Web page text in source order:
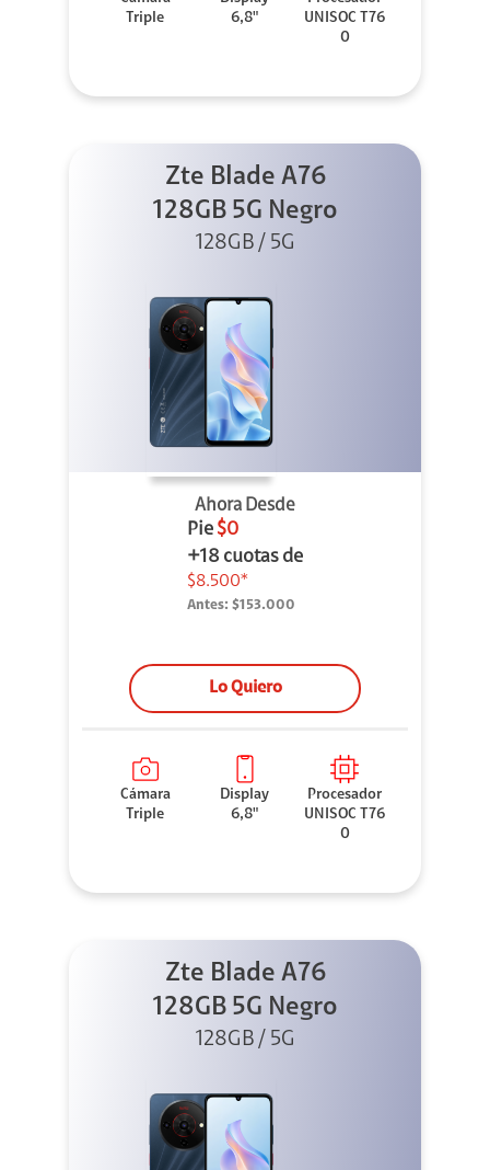
Triple
6,8"
UNISOC T76
0
Zte Blade A76
128GB 5G Negro
128GB / 5G
Ahora Desde
Pie $0
+18 cuotas de
$8.500*
Antes: $153.000
Lo Quiero
Cámara
Triple
Display
6,8"
Procesador
UNISOC T76
0
Zte Blade A76
128GB 5G Negro
128GB / 5G